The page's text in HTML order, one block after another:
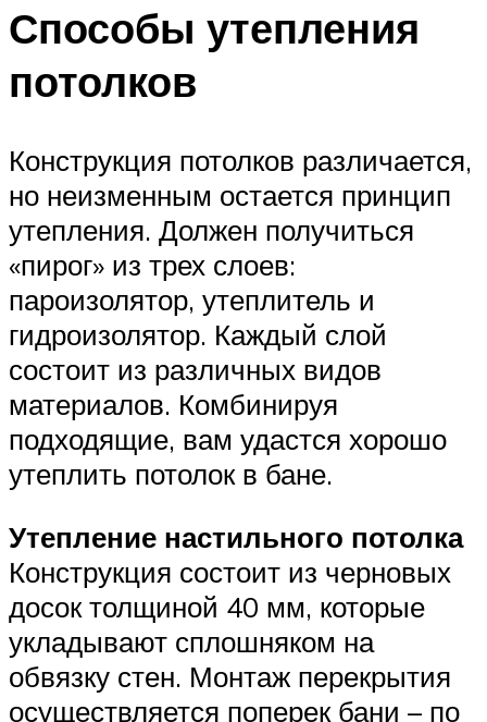
Способы утепления
потолков
Конструкция потолков различается,
но неизменным остается принцип
утепления. Должен получиться
«пирог» из трех слоев:
пароизолятор, утеплитель и
гидроизолятор. Каждый слой
состоит из различных видов
материалов. Комбинируя
подходящие, вам удастся хорошо
утеплить потолок в бане.
Утепление настильного потолка
Конструкция состоит из черновых
досок толщиной 40 мм, которые
укладывают сплошняком на
обвязку стен. Монтаж перекрытия
осуществляется поперек бани – по